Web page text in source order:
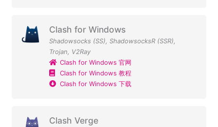
Clash for Windows
Shadowsocks (SS), ShadowsocksR (SSR),
Trojan, V2Ray
Clash for Windows 官网
Clash for Windows 教程
Clash for Windows 下载
Clash Verge